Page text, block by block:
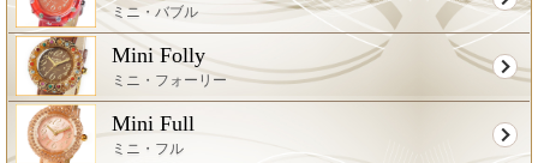
ミニ・バブル
Mini Folly
ミニ・フォーリー
Mini Full
ミニ・フル